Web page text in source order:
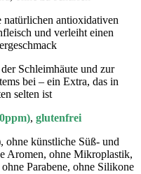
natürlichen antioxidativen
und verleiht einen
Schleimhäute und zur
bei – ein Extra, das in
selten ist
, glutenfrei
, ohne künstliche Süß- und
Aromen, ohne Mikroplastik,
Parabene, ohne Silikone